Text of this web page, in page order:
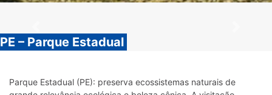
PE – Parque Estadual
Previous
Parque Estadual (PE): preserva ecossistemas naturais de